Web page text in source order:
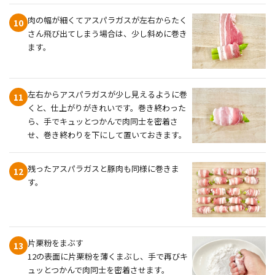
10 肉の幅が細くてアスパラガスが左右からたく
さん飛び出てしまう場合は、少し斜めに巻き
ます。
11 左右からアスパラガスが少し見えるように巻
くと、仕上がりがきれいです。巻き終わった
ら、手でキュッとつかんで肉同士を密着さ
せ、巻き終わりを下にして置いておきます。
12 残ったアスパラガスと豚肉も同様に巻きま
す。
13 片栗粉をまぶす
12の表面に片栗粉を薄くまぶし、手で再びキ
ュッとつかんで肉同士を密着させます。